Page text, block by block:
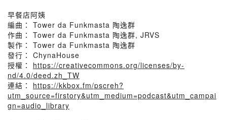
早餐店阿姨
編曲： Tower da Funkmasta 陶逸群
作曲： Tower da Funkmasta 陶逸群, JRVS
製作： Tower da Funkmasta 陶逸群
發行： ChynaHouse
授權： https://creativecommons.org/licenses/by-
nd/4.0/deed.zh_TW
連結： https://kkbox.fm/pscreh?
utm_source=firstory&utm_medium=podcast&utm_campai
gn=audio_library